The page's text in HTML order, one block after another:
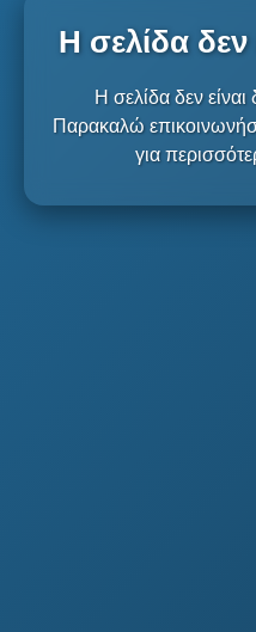
Η σελίδα δεν
Η σελίδα δεν
Παρακαλώ
για